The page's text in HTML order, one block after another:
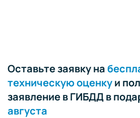
Оставьте заявку на
техническую оценкуи
заявление в ГИБДД в
августа